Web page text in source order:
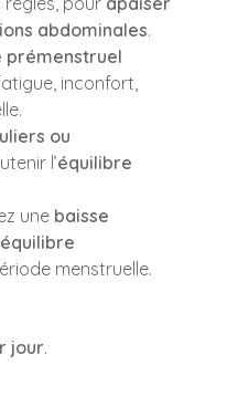
abdominales.
prémenstruel
inconfort,
ou
l’équilibre
une baisse
menstruelle.
jour.